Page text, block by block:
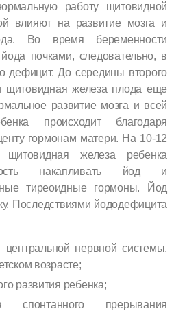
работу щитовидной
влияют на развитие мозга и
Во время беременности
почками, следовательно, в
дефицит. До середины второго
щитовидная железа плода еще
развитие мозга и всей
происходит благодаря
гормонам матери. На 10-12
щитовидная железа ребенка
накапливать йод и
тиреоидные гормоны. Йод
Последствиями йододефицита
центральной нервной системы,
возрасте;
развития ребенка;
спонтанного прерывания